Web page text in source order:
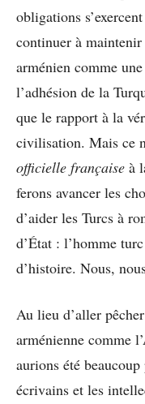
obligations
continuer à
arménien comme
l’adhésion de la
que le rapport à la
civilisation. Mais ce
officielle française à
ferons avancer les
d’aider les Turcs à
d’État : l’homme
d’histoire. Nous,
Au lieu d’aller
arménienne comme
aurions été
écrivains et les